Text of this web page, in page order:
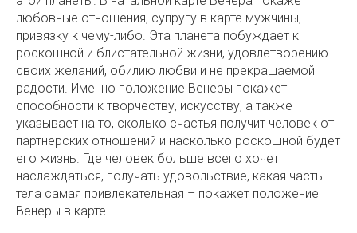
любовные отношения, супругу в карте мужчины,
привязку к чему-либо. Эта планета побуждает к
роскошной и блистательной жизни, удовлетворению
своих желаний, обилию любви и не прекращаемой
радости. Именно положение Венеры покажет
способности к творчеству, искусству, а также
указывает на то, сколько счастья получит человек от
партнерских отношений и насколько роскошной будет
его жизнь. Где человек больше всего хочет
наслаждаться, получать удовольствие, какая часть
тела самая привлекательная – покажет положение
Венеры в карте.